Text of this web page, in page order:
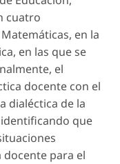
cuatro
en la
en las que se
el
docente con el
dialéctica de la
que
para el